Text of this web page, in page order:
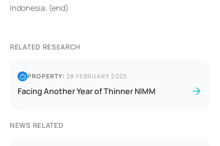
Indonesia. (end)
RELATED RESEARCH
PROPERTY|28 FEBRUARY 2025
Facing Another Year of Thinner NIMM
NEWS RELATED